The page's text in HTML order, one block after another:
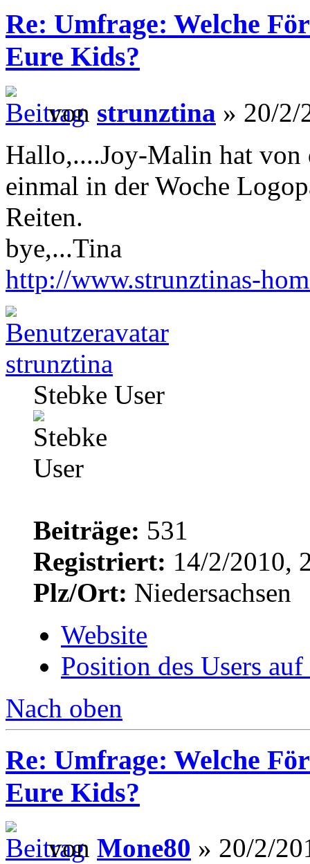
Re: Umfrage: Welche
Eure Kids?
von strunztina » 20/2/
Hallo,....Joy-Malin hat von
einmal in der Woche
Reiten.
bye,...Tina
http://www.strunztinas-
strunztina
Stebke User
Beiträge: 531
Registriert: 14/2/2010,
Plz/Ort: Niedersachsen
Website
Position des Users
Nach oben
Re: Umfrage: Welche
Eure Kids?
von Mone80 » 20/2/